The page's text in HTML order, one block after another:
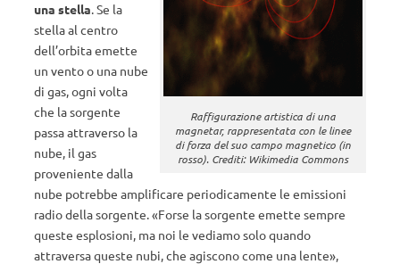
Raffigurazione artistica di una
magnetar, rappresentata con le linee
di forza del suo campo magnetico (in
rosso). Crediti: Wikimedia Commons
una stella. Se la
stella al centro
dell’orbita emette
un vento o una nube
di gas, ogni volta
che la sorgente
passa attraverso la
nube, il gas
proveniente dalla
nube potrebbe amplificare periodicamente le emissioni
radio della sorgente. «Forse la sorgente emette sempre
queste esplosioni, ma noi le vediamo solo quando
attraversa queste nubi, che agiscono come una lente»,